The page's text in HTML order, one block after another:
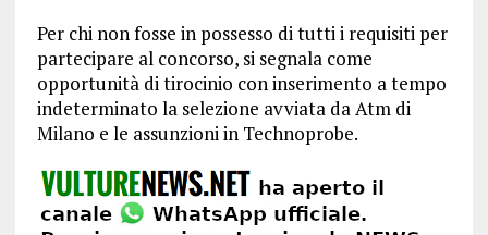
Per chi non fosse in possesso di tutti i requisiti per
partecipare al concorso, si segnala come
opportunità di tirocinio con inserimento a tempo
indeterminato la selezione avviata da Atm di
Milano e le assunzioni in Technoprobe.